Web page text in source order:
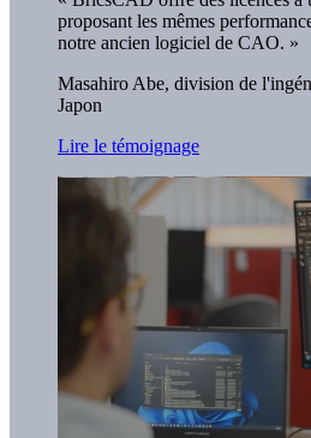
proposant les mêmes
notre ancien logiciel de CAO. »
Masahiro Abe, division de
Japon
Lire le témoignage